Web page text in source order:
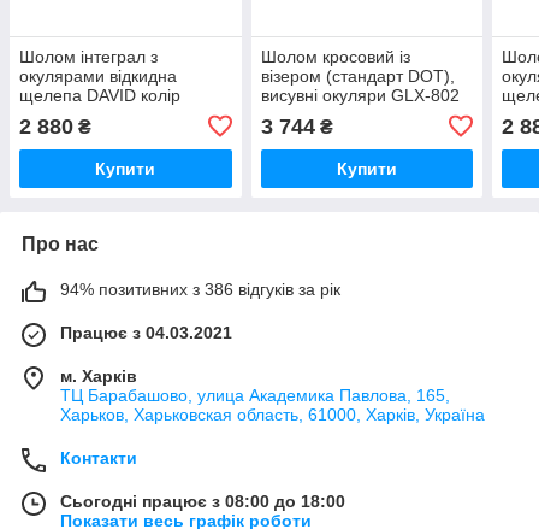
Шолом інтеграл з
окулярами відкидна
щелепа DAVID колір
моделлю Китай.Розмір S.
2 880 ₴
Купити
Шолом кросовий із
візером (стандарт DOT),
висувні окуляри GLX-802
червоний
3 744₴
Купити
2
Про нас
94% позитивних з 386 відгуків за рік
Працює з 04.03.2021
м. Харків
ТЦ Барабашово, улица Академика Павлова, 165,
Харьков, Харьковская область, 61000, Харків, Україна
Контакти
Сьогодні працює з 08:00 до 18:00
Показати весь графік роботи